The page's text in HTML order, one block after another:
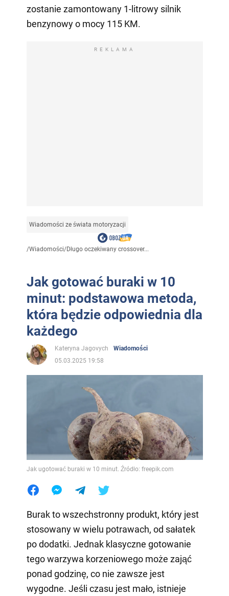
zostanie zamontowany 1-litrowy silnik
benzynowy o mocy 115 KM.
REKLAMA
Wiadomości ze świata motoryzacji
/Wiadomości/Długo oczekiwany crossover...
Jak gotować buraki w 10
minut: podstawowa metoda,
która będzie odpowiednia dla
każdego
Kateryna Jagovych
Wiadomości
05.03.2025 19:58
Jak ugotować buraki w 10 minut. Źródło: freepik.com
Burak to wszechstronny produkt, który jest
stosowany w wielu potrawach, od sałatek
po dodatki. Jednak klasyczne gotowanie
tego warzywa korzeniowego może zająć
ponad godzinę, co nie zawsze jest
wygodne. Jeśli czasu jest mało, istnieje